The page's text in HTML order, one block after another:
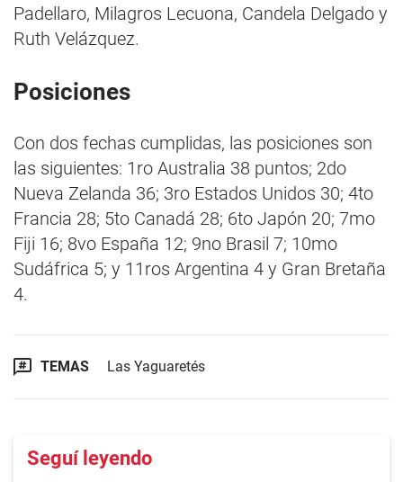
Padellaro, Milagros Lecuona, Candela Delgado y
Ruth Velázquez.
Posiciones
Con dos fechas cumplidas, las posiciones son
las siguientes: 1ro Australia 38 puntos; 2do
Nueva Zelanda 36; 3ro Estados Unidos 30; 4to
Francia 28; 5to Canadá 28; 6to Japón 20; 7mo
Fiji 16; 8vo España 12; 9no Brasil 7; 10mo
Sudáfrica 5; y 11ros Argentina 4 y Gran Bretaña
4.
TEMAS Las Yaguaretés
Seguí leyendo